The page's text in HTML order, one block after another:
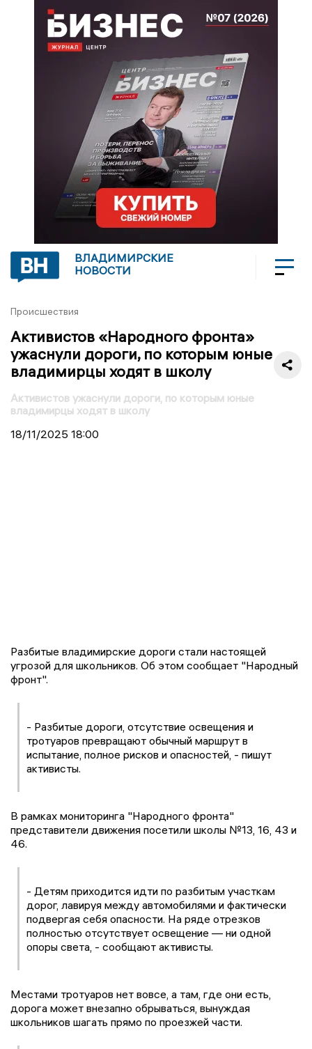
ВЛАДИМИРСКИЕ
НОВОСТИ
Происшествия
Активистов «Народного фронта»
ужаснули дороги, по которым юные
владимирцы ходят в школу
Активистов ужаснули дороги, по которым юные
владимирцы ходят в школу
18/11/2025 18:00
Разбитые владимирские дороги стали настоящей
угрозой для школьников. Об этом сообщает "Народный
фронт".
- Разбитые дороги, отсутствие освещения и
тротуаров превращают обычный маршрут в
испытание, полное рисков и опасностей, - пишут
активисты.
В рамках мониторинга "Народного фронта"
представители движения посетили школы №13, 16, 43 и
46.
- Детям приходится идти по разбитым участкам
дорог, лавируя между автомобилями и фактически
подвергая себя опасности. На ряде отрезков
полностью отсутствует освещение — ни одной
опоры света, - сообщают активисты.
Местами тротуаров нет вовсе, а там, где они есть,
дорога может внезапно обрываться, вынуждая
школьников шагать прямо по проезжей части.